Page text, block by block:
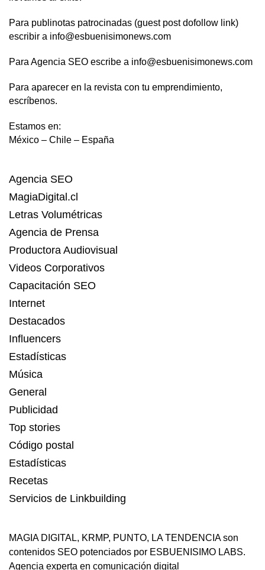
Para publinotas patrocinadas (guest post dofollow link)
escribir a info@esbuenisimonews.com
Para Agencia SEO escribe a info@esbuenisimonews.com
Para aparecer en la revista con tu emprendimiento,
escríbenos.
Estamos en:
México – Chile – España
Agencia SEO
MagiaDigital.cl
Letras Volumétricas
Agencia de Prensa
Productora Audiovisual
Videos Corporativos
Capacitación SEO
Internet
Destacados
Influencers
Estadísticas
Música
General
Publicidad
Top stories
Código postal
Estadísticas
Recetas
Servicios de Linkbuilding
MAGIA DIGITAL, KRMP, PUNTO, LA TENDENCIAson
contenidos SEO potenciados por ESBUENISIMO LABS.
Agencia experta en comunicación digital